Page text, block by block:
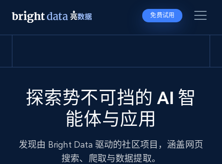
免费试用
探索势不可挡的 AI 智
能体与应用
发现由 Bright Data 驱动的社区项目，涵盖网页
搜索、爬取与数据提取。